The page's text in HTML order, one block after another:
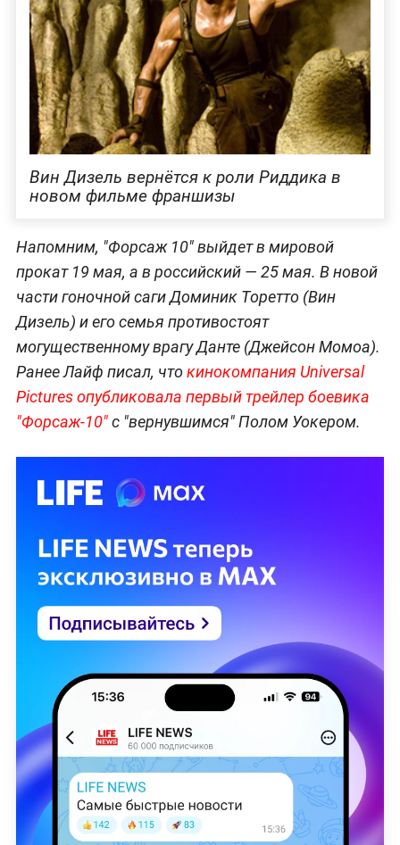
Вин Дизель вернётся к роли Риддика в
новом фильме франшизы
Напомним, "Форсаж 10" выйдет в мировой
прокат 19 мая, а в российский — 25 мая. В новой
части гоночной саги Доминик Торетто (Вин
Дизель) и его семья противостоят
могущественному врагу Данте (Джейсон Момоа).
Ранее Лайф писал, чтокинокомпания Universal
Picturesопубликовала первый трейлер боевика
"Форсаж-10"с "вернувшимся" Полом Уокером.